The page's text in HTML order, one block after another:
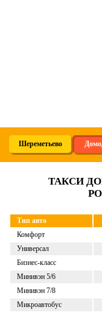
Шереметьево
ТАКСИ
Тип авто
Комфорт
Универсал
Бизнес-класс
Минивэн 5/6
Минивэн 7/8
Микроавтобус